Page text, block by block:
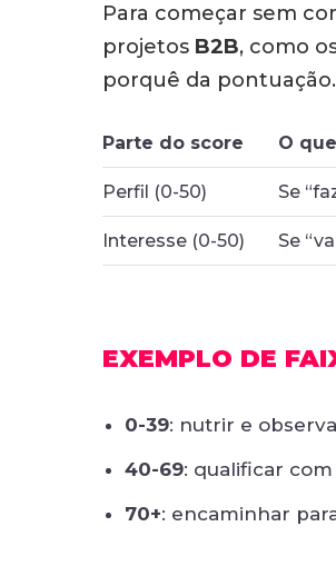
Para começar sem
projetos B2B, como
porquê da pontuação.
Parte do score O
Perfil (0-50) Se
Interesse (0-50) Se
EXEMPLO DE
0-39: nutrir e
40-69: qualificar
70+: encaminhar